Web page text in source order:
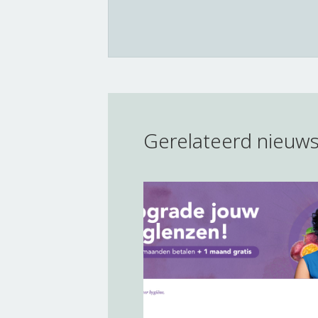
Gerelateerd